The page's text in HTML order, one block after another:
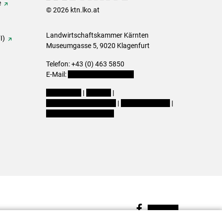
© 2026 ktn.lko.at
Landwirtschaftskammer Kärnten
Museumgasse 5, 9020 Klagenfurt
Telefon: +43 (0) 463 5850
E-Mail:
|
|
|
|
Facebook